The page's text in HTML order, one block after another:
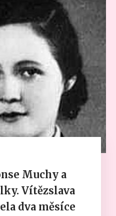
Muchy a
Vítězslava
dva měsíce